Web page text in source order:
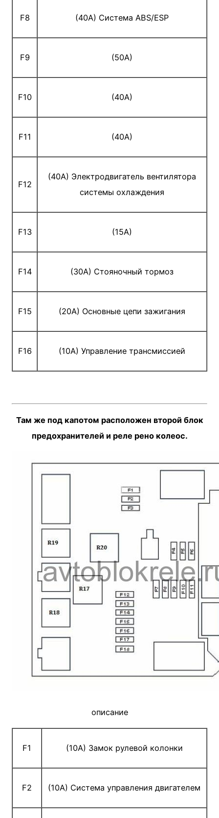
F8 (40A) Система ABS/ESP
F9 (50A)
F10 (40A)
F11 (40A)
F12
(40A) Электродвигатель вентилятора
системы охлаждения
F13 (15A)
F14 (30A) Стояночный тормоз
F15 (20A) Основные цепи зажигания
F16 (10A) Управление трансмиссией
Там же под капотом расположен второй блок
предохранителей и реле рено колеос.
описание
F1 (10A) Замок рулевой колонки
F2 (10A) Система управления двигателем